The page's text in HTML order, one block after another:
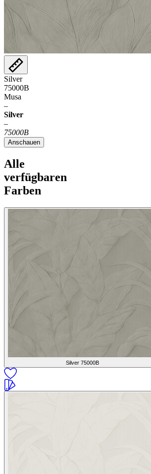
Silver
75000B
Musa
–
Silver
–
75000B
Anschauen
Alle
verfügbaren
Farben
Silver 75000B